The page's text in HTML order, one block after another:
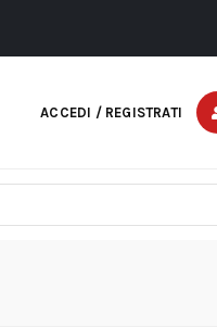
ACCEDI / REGISTRATI